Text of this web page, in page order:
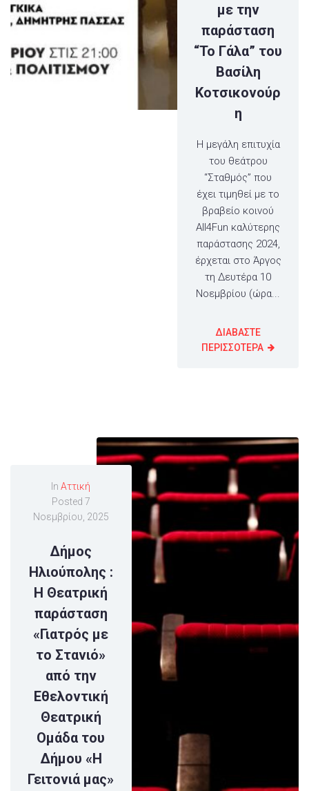
με την
παράσταση
“Το Γάλα” του
Βασίλη
Κοτσικονούρ
η
Η μεγάλη επιτυχία
του θεάτρου
“Σταθμός” που
έχει τιμηθεί με το
βραβείο κοινού
All4Fun καλύτερης
παράστασης 2024,
έρχεται στο Άργος
τη Δευτέρα 10
Νοεμβρίου (ώρα...
ΔΙΑΒΑΣΤΕ
ΠΕΡΙΣΣΟΤΕΡΑ
InΑττική
Posted 7
Νοεμβρίου, 2025
Δήμος
Ηλιούπολης :
Η Θεατρική
παράσταση
«Γιατρός με
το Στανιό»
από την
Εθελοντική
Θεατρική
Ομάδα του
Δήμου «Η
Γειτονιά μας»